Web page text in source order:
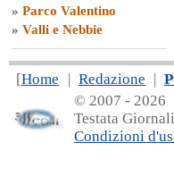
» Parco Valentino
» Valli e Nebbie
[Home | Redazione |
© 2007 - 2026
Testata
Condizioni